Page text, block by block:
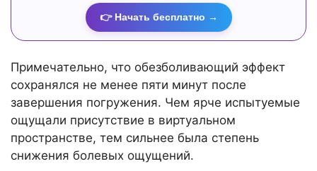
👉 Начать бесплатно →
Примечательно, что обезболивающий эффект
сохранялся не менее пяти минут после
завершения погружения. Чем ярче испытуемые
ощущали присутствие в виртуальном
пространстве, тем сильнее была степень
снижения болевых ощущений.